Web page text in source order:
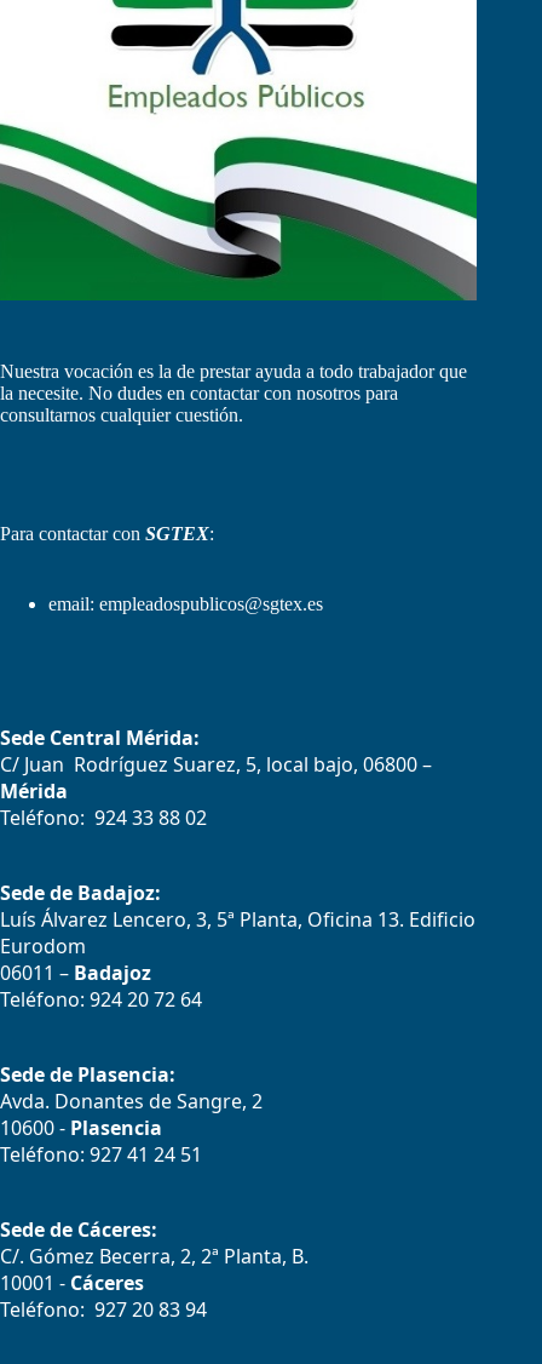
Nuestra vocación es la de prestar ayuda a todo trabajador que
la necesite. No dudes en contactar con nosotros para
consultarnos cualquier cuestión.
Para contactar con SGTEX:
email: empleadospublicos@sgtex.es
Sede Central Mérida:
C/ Juan Rodríguez Suarez, 5, local bajo, 06800 –
Mérida
Teléfono: 924 33 88 02
Sede de Badajoz:
Luís Álvarez Lencero, 3, 5ª Planta, Oficina 13. Edificio
Eurodom
06011 – Badajoz
Teléfono: 924 20 72 64
Sede de Plasencia:
Avda. Donantes de Sangre, 2
10600 - Plasencia
Teléfono: 927 41 24 51
Sede de Cáceres:
C/. Gómez Becerra, 2, 2ª Planta, B.
10001 - Cáceres
Teléfono: 927 20 83 94